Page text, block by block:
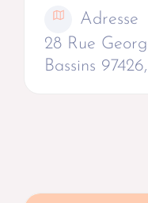
Adresse
28 Rue
Bassins